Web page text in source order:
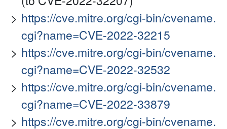
https://cve.mitre.org/cgi-bin/cvename.
cgi?name=CVE-2022-32215
https://cve.mitre.org/cgi-bin/cvename.
cgi?name=CVE-2022-32532
https://cve.mitre.org/cgi-bin/cvename.
cgi?name=CVE-2022-33879
https://cve.mitre.org/cgi-bin/cvename.